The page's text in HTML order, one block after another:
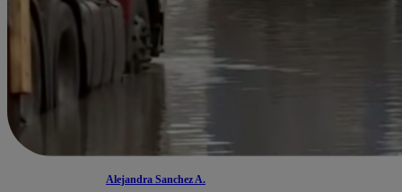
Alejandra Sanchez A.